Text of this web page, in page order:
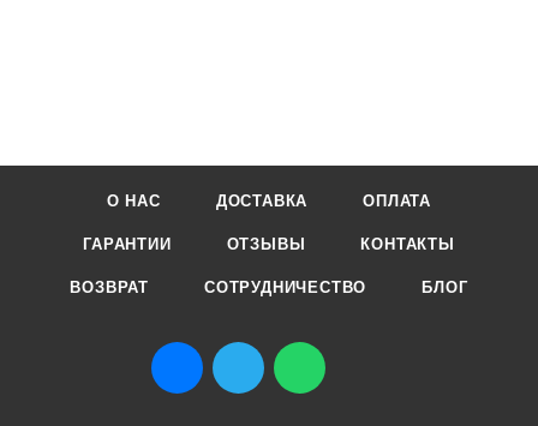
О НАС ДОСТАВКА ОПЛАТА
ГАРАНТИИ ОТЗЫВЫ КОНТАКТЫ
ВОЗВРАТ СОТРУДНИЧЕСТВО БЛОГ